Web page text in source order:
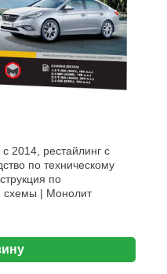
2014, рестайлинг с
по техническому
по
схемы | Монолит